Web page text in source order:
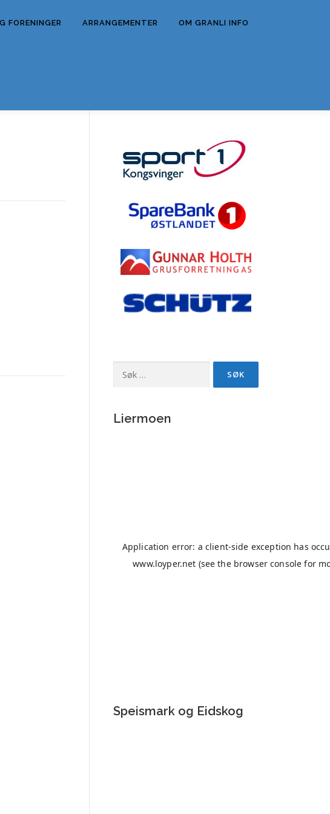
FORENINGER ARRANGEMENTER OM GRANLI INFO
etter:
Liermoen
Speismark og Eidskog